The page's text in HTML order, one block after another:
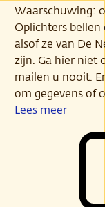
Waarschuwing:
Oplichters
alsof ze van De
zijn. Ga hier niet
mailen u nooit.
om gegevens of
Lees meer